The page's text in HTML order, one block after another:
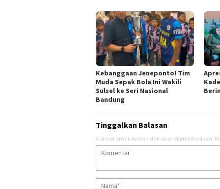
Kebanggaan Jeneponto! Tim
Muda Sepak Bola Ini Wakili
Sulsel ke Seri Nasional
Bandung
Tinggalkan Balasan
Alamat email Anda tidak akan dipublikasikan.